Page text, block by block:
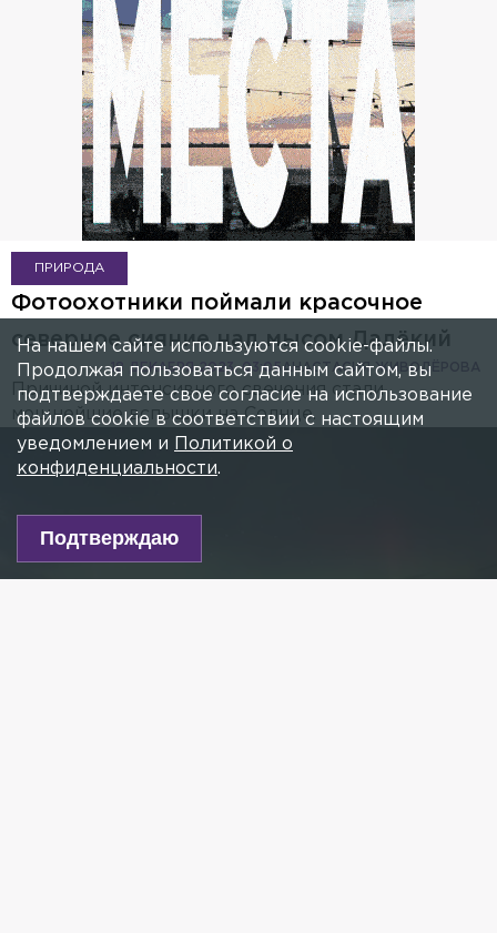
ПРИРОДА
Фотоохотники поймали красочное
северное сияние над мысом Далёкий
АНАСТАСИЯ ЖИВОДЁРОВА
18 ДЕКАБРЯ 2023, 03:05
Причиной интенсивного свечения стали
мощнейшие вспышки на Солнце.
На нашем сайте используются cookie-файлы.
Продолжая пользоваться данным сайтом, вы
подтверждаете свое согласие на использование
файлов cookie в соответствии с настоящим
уведомлением и
Политикой о
конфиденциальности.
Подтверждаю